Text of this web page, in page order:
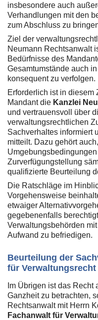
insbesondere auch
Verhandlungen mit den
zum Abschluss zu
Ziel der
Neumann Rechtsanwalt
Bedürfnisse des
Gesamtumstände auch
konsequent zu verfolgen.
Erforderlich ist in diesem
Mandant die Kanzlei
und vertrauensvoll über
verwaltungsrechtlichen
Sachverhaltes informiert
mitteilt. Dazu gehört
Zurverfügungstellung
qualifizierte Beurteilung
Die Ratschläge im
Vorgehensweise
etwaiger
gegebenenfalls
Verwaltungsbehörden
Aufwand zu befriedigen.
Beurteilung der
für Verwaltungsrecht
Im Übrigen ist das
Ganzheit zu betrachten,
Rechtsanwalt mit Herrn
Fachanwalt für